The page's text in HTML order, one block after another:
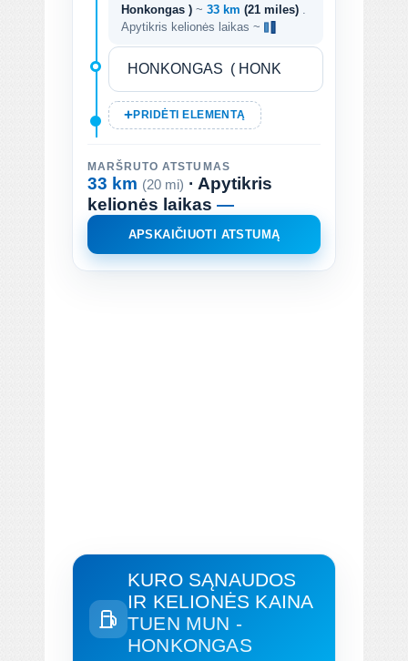
Honkongas ) ~ 33 km (21 miles)
Apytikris kelionės laikas ~
PRIDĖTI ELEMENTĄ
MARŠRUTO ATSTUMAS
33 km (20 mi) · Apytikris
kelionės laikas —
APSKAIČIUOTI ATSTUMĄ
KURO SĄNAUDOS
IR KELIONĖS KAINA
TUEN MUN -
HONKONGAS